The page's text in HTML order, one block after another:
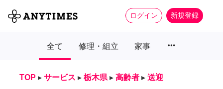
ログイン 新規登録
全て 修理・組立 家事 more_horiz
TOP ▸ サービス ▸ 栃木県 ▸ 高齢者 ▸ 送迎